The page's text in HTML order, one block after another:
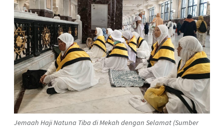
Jemaah Haji Natuna Tiba di Mekah dengan Selamat (Sumber